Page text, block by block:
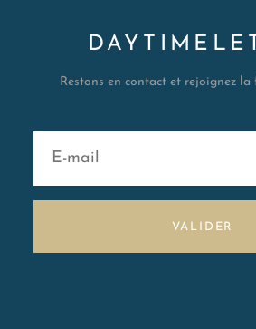
Restons en contact et rejoignez
VALIDER